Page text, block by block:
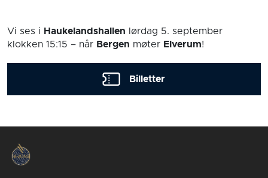
Vi ses i Haukelandshallen lørdag 5. september
klokken 15:15 – når Bergen møter Elverum!
Billetter